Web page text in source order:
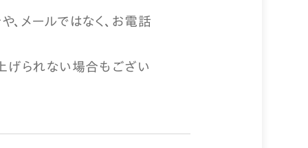
メールではなく、お電話
げられない場合もござい